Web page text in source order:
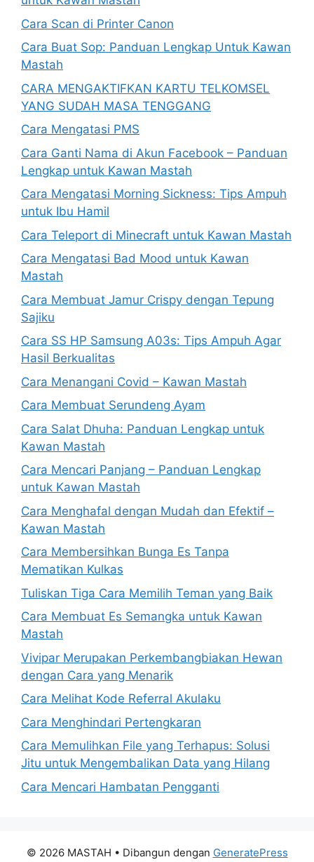
Cara Scan di Printer Canon
Cara Buat Sop: Panduan Lengkap Untuk Kawan
Mastah
CARA MENGAKTIFKAN KARTU TELKOMSEL
YANG SUDAH MASA TENGGANG
Cara Mengatasi PMS
Cara Ganti Nama di Akun Facebook – Panduan
Lengkap untuk Kawan Mastah
Cara Mengatasi Morning Sickness: Tips Ampuh
untuk Ibu Hamil
Cara Teleport di Minecraft untuk Kawan Mastah
Cara Mengatasi Bad Mood untuk Kawan
Mastah
Cara Membuat Jamur Crispy dengan Tepung
Sajiku
Cara SS HP Samsung A03s: Tips Ampuh Agar
Hasil Berkualitas
Cara Menangani Covid – Kawan Mastah
Cara Membuat Serundeng Ayam
Cara Salat Dhuha: Panduan Lengkap untuk
Kawan Mastah
Cara Mencari Panjang – Panduan Lengkap
untuk Kawan Mastah
Cara Menghafal dengan Mudah dan Efektif –
Kawan Mastah
Cara Membersihkan Bunga Es Tanpa
Mematikan Kulkas
Tuliskan Tiga Cara Memilih Teman yang Baik
Cara Membuat Es Semangka untuk Kawan
Mastah
Vivipar Merupakan Perkembangbiakan Hewan
dengan Cara yang Menarik
Cara Melihat Kode Referral Akulaku
Cara Menghindari Pertengkaran
Cara Memulihkan File yang Terhapus: Solusi
Jitu untuk Mengembalikan Data yang Hilang
Cara Mencari Hambatan Pengganti
© 2026 MASTAH • Dibangun dengan GeneratePress